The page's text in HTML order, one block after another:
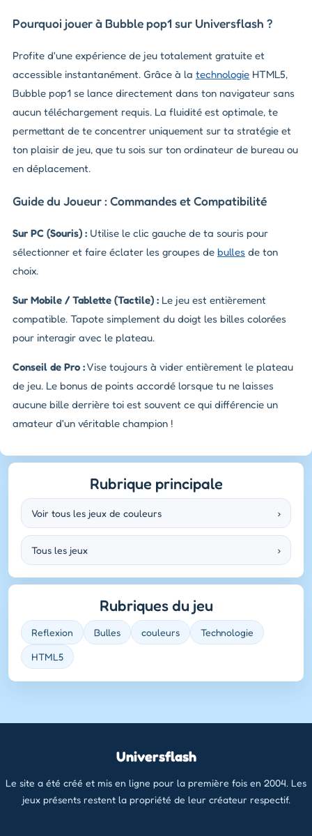
Pourquoi jouer à Bubble pop1 sur Universflash ?
Profite d'une expérience de jeu totalement gratuite et
accessible instantanément. Grâce à la technologie HTML5,
Bubble pop1 se lance directement dans ton navigateur sans
aucun téléchargement requis. La fluidité est optimale, te
permettant de te concentrer uniquement sur ta stratégie et
ton plaisir de jeu, que tu sois sur ton ordinateur de bureau ou
en déplacement.
Guide du Joueur : Commandes et Compatibilité
Sur PC (Souris) : Utilise le clic gauche de ta souris pour
sélectionner et faire éclater les groupes de bulles de ton
choix.
Sur Mobile / Tablette (Tactile) : Le jeu est entièrement
compatible. Tapote simplement du doigt les billes colorées
pour interagir avec le plateau.
Conseil de Pro :Vise toujours à vider entièrement le plateau
de jeu. Le bonus de points accordé lorsque tu ne laisses
aucune bille derrière toi est souvent ce qui différencie un
amateur d'un véritable champion !
Rubrique principale
Voir tous les jeux de couleurs ›
Tous les jeux ›
Rubriques du jeu
Reflexion Bulles couleurs Technologie
HTML5
Universflash
Le site a été créé et mis en ligne pour la première fois en 2004. Les
jeux présents restent la propriété de leur créateur respectif.